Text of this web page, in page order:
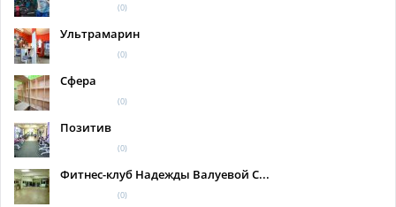
(0)
Ультрамарин
(0)
Сфера
(0)
Позитив
(0)
Фитнес-клуб Надежды Валуевой С...
(0)